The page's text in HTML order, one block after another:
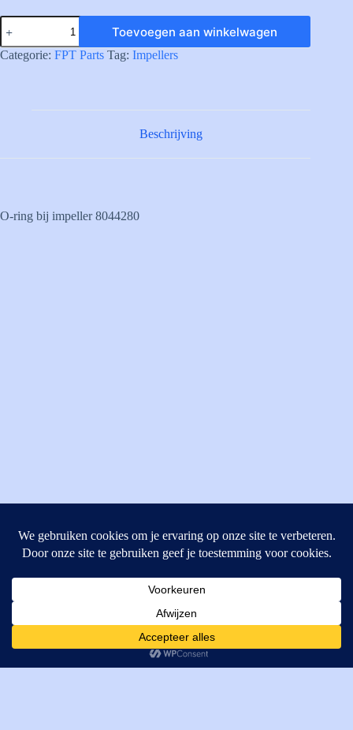
1728518
O-
ring
aantal
Toevoegen aan winkelwagen
Categorie: FPT Parts Tag: Impellers
Beschrijving
O-ring bij impeller 8044280
4462GE, Goes
T: +31 (0) 111-484438
M:parts@mitechniek.nl
VAT: NL862802295B01
Cookies helpen ons bij het leveren van onze diensten. Door
gebruik te maken van onze diensten, gaat u akkoord met ons
gebruik van cookies.